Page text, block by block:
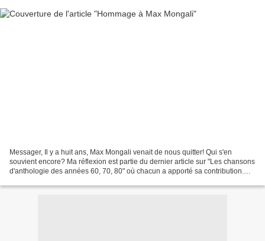
Messager, Il y a huit ans, Max Mongali venait de nous quitter! Qui s'en
souvient encore? Ma réflexion est partie du dernier article sur "Les chansons
d'anthologie des années 60, 70, 80" où chacun a apporté sa contribution.